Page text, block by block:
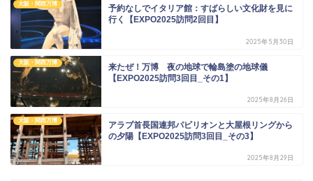
大阪・関西万博
予約なしでイタリア館：すばらしい文化財を見に
行く【EXPO2025訪問2回目】
2025年5月30日
大阪・関西万博
来たぜ！万博 夜の地球で輪島塗の地球儀
【EXPO2025訪問3回目_その1】
2025年8月26日
大阪・関西万博
アラブ首長国連邦パビリオンと大屋根リングから
の夕陽【EXPO2025訪問3回目_その3】
2025年8月29日